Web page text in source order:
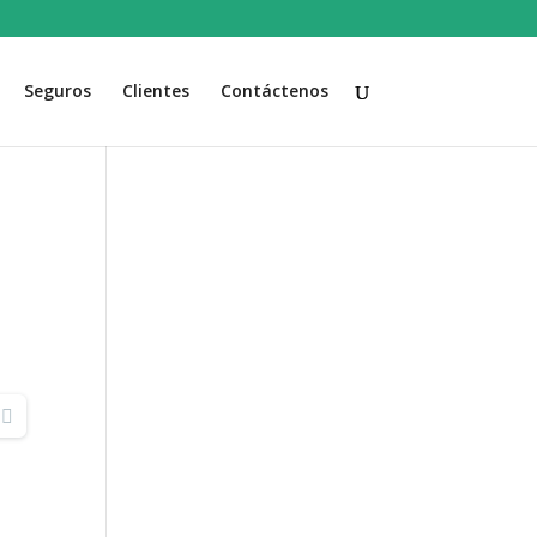
Seguros Clientes Contáctenos